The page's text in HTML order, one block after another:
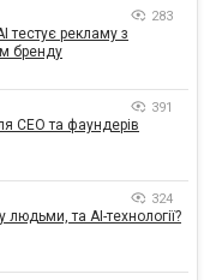
283
тестує рекламу з
бренду
391
CEO та фаундерів
324
людьми, та AI-технології?